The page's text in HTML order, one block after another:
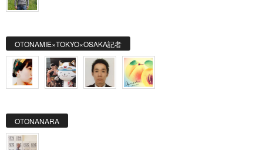
OTONAMIE×TOKYO×OSAKA記者
OTONANARA